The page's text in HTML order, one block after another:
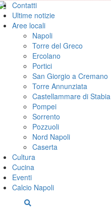
Contatti
Ultime notizie
Aree locali
Napoli
Torre del Greco
Ercolano
Portici
San Giorgio a Cremano
Torre Annunziata
Castellammare di Stabia
Pompei
Sorrento
Pozzuoli
Nord Napoli
Caserta
Cultura
Cucina
Eventi
Calcio Napoli